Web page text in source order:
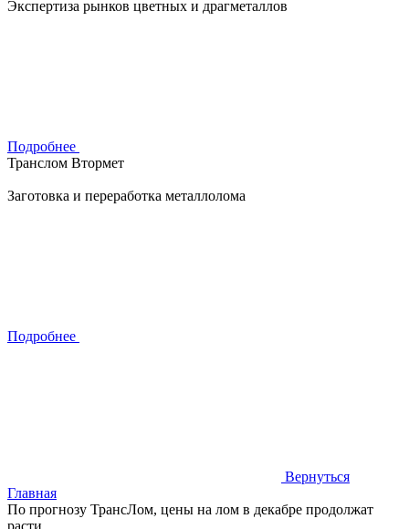
Экспертиза рынков цветных и драгметаллов
Подробнее
Транслом Втормет
Заготовка и переработка металлолома
Подробнее
Вернуться
Главная
По прогнозу ТрансЛом, цены на лом в декабре продолжат
расти